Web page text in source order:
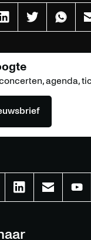
Effenaar
op
Effenaar
op
op
agenda,
EffenaarEffenaar